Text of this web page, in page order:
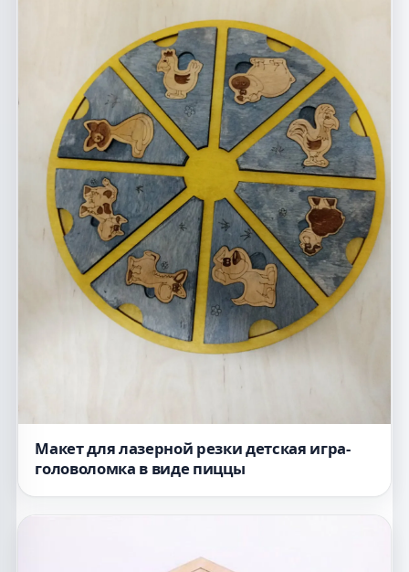
Макет для лазерной резки детская игра-
головоломка в виде пиццы